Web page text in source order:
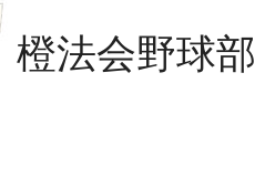
橙法会野球部